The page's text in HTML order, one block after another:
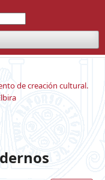
de creación cultural.